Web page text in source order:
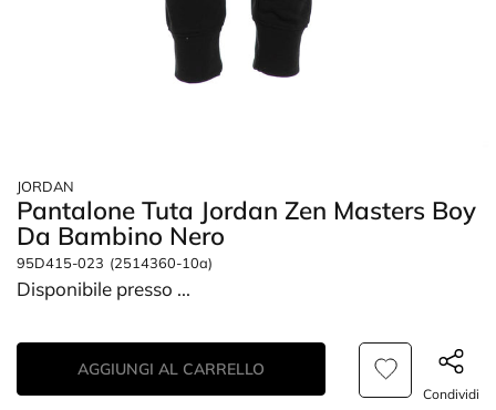
JORDAN
Pantalone Tuta Jordan Zen Masters Boy
Da Bambino Nero
95D415-023 (2514360-10a)
Disponibile presso ...
AGGIUNGI AL CARRELLO
Condividi